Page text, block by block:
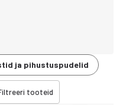
ja pihustuspudelid
tooteid